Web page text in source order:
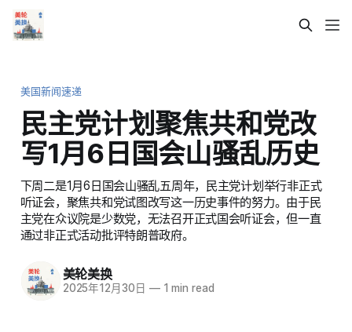
美国新闻速递
民主党计划聚焦共和党改
写1月6日国会山骚乱历史
下周二是1月6日国会山骚乱五周年，民主党计划举行非正式
听证会，聚焦共和党试图改写这一历史事件的努力。由于民
主党在众议院是少数党，无法召开正式国会听证会，但一直
通过非正式活动批评特朗普政府。
美轮美换
2025年12月30日 —1 min read